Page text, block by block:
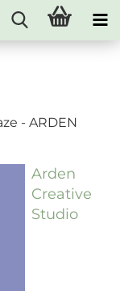
- ARDEN
Arden
Creative
Studio